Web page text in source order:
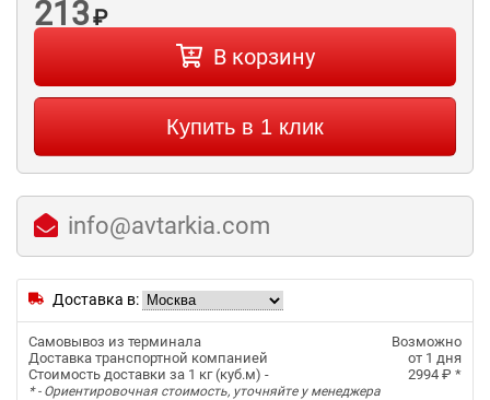
213₽
В корзину
Купить в 1 клик
info@avtarkia.com
Доставка в:
Самовывоз из терминала
Возможно
Доставка транспортной компанией
от 1 дня
Стоимость доставки за 1 кг (куб.м) -
2994 ₽ *
* - Ориентировочная стоимость, уточняйте у менеджера